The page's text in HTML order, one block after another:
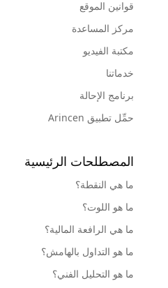
قوانين الموقع
مركز المساعدة
مكتبة الفيديو
خدماتنا
برنامج الإحالة
حمِّل تطبيق Arincen
المصطلحات الرئيسية
ما هي النقطة؟
ما هو اللوت؟
ما هي الرافعة المالية؟
ما هو التداول بالهامش؟
ما هو التحليل الفني؟